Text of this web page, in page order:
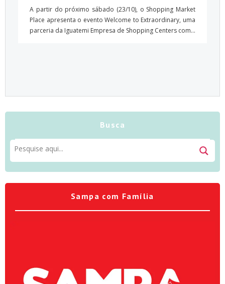
A partir do próximo sábado (23/10), o Shopping Market
Place apresenta o evento Welcome to Extraordinary, uma
parceria da Iguatemi Empresa de Shopping Centers com...
Busca
Sampa com Família